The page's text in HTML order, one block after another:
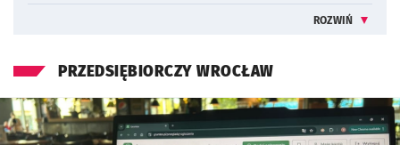
ROZWIŃ
PRZEDSIĘBIORCZY WROCŁAW